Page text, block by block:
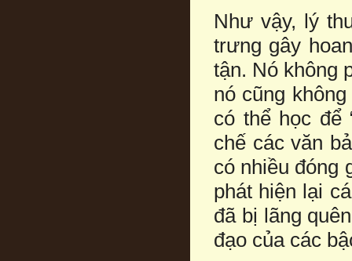
Như vậy, lý
trưng gây
tận. Nó không
nó cũng
có thể học để
chế các văn
có nhiều đóng
phát hiện lại
đã bị lãng
đạo của các